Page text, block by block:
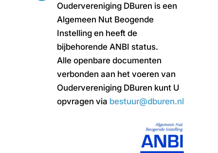
Oudervereniging DBuren is een
Algemeen Nut Beogende
Instelling en heeft de
bijbehorende ANBI status.
Alle openbare documenten
verbonden aan het voeren van
Oudervereniging DBuren kunt U
opvragen via bestuur@dburen.nl